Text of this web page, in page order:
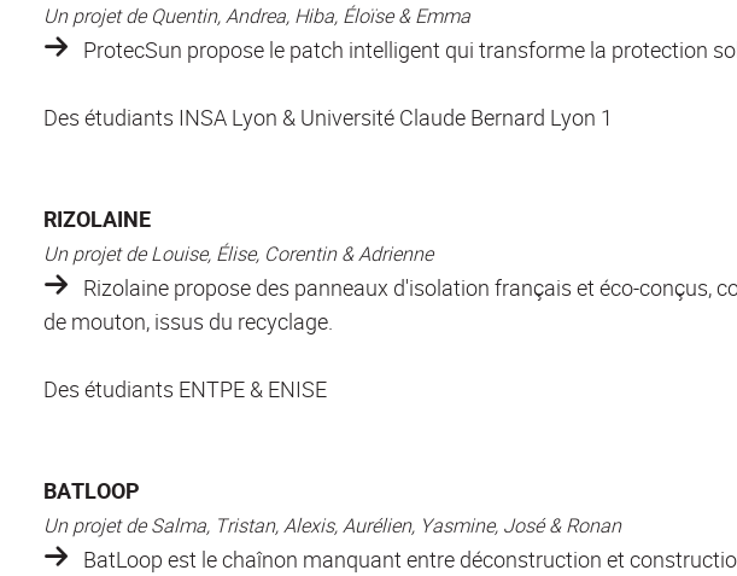
Un projet de Quentin, Andrea, Hiba, Éloïse & Emma
ProtecSun propose le patch intelligent qui transforme la protection
Des étudiants INSA Lyon & Université Claude Bernard Lyon 1
RIZOLAINE
Un projet de Louise, Élise, Corentin & Adrienne
Rizolaine propose des panneaux d'isolation français et éco-conçus,
de mouton, issus du recyclage.
Des étudiants ENTPE & ENISE
BATLOOP
Un projet de Salma, Tristan, Alexis, Aurélien, Yasmine, José & Ronan
BatLoop est le chaînon manquant entre déconstruction et